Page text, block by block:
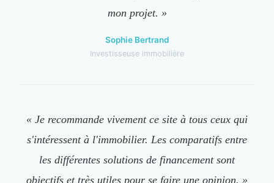
mon projet. »
Sophie Bertrand
Investisseuse immobilière
« Je recommande vivement ce site à tous ceux qui
s'intéressent à l'immobilier. Les comparatifs entre
les différentes solutions de financement sont
objectifs et très utiles pour se faire une opinion. »